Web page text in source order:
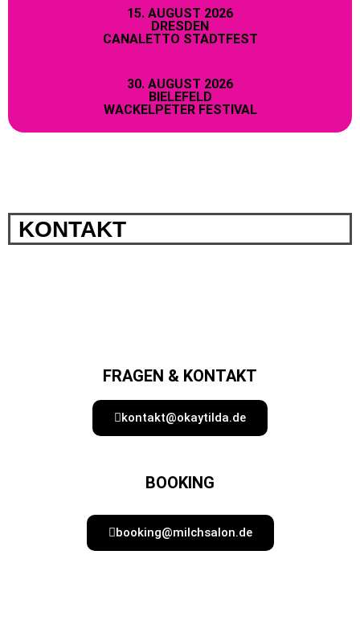
15. AUGUST 2026
DRESDEN
CANALETTO STADTFEST
30. AUGUST 2026
BIELEFELD
WACKELPETER FESTIVAL
KONTAKT
FRAGEN & KONTAKT
kontakt@okaytilda.de
BOOKING
booking@milchsalon.de